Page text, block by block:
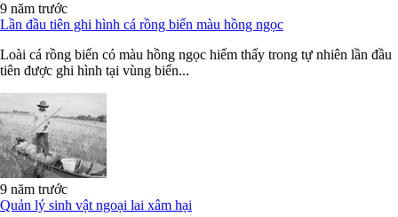
9 năm trước
Lần đầu tiên ghi hình cá rồng biển màu hồng ngọc
Loài cá rồng biển có màu hồng ngọc hiếm thấy trong tự nhiên lần đầu
tiên được ghi hình tại vùng biển...
9 năm trước
Quản lý sinh vật ngoại lai xâm hại